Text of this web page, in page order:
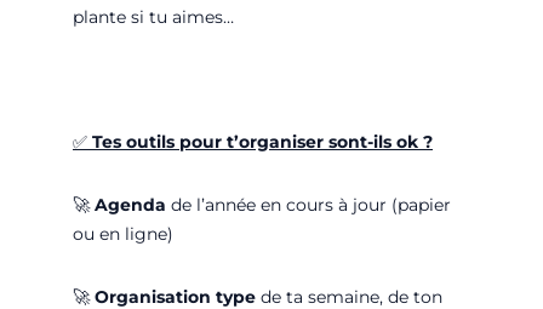
plante si tu aimes…
✅ Tes outils pour t’organiser sont-ils ok ?
🚀Agenda de l’année en cours à jour (papier
ou en ligne)
🚀Organisation type de ta semaine, de ton